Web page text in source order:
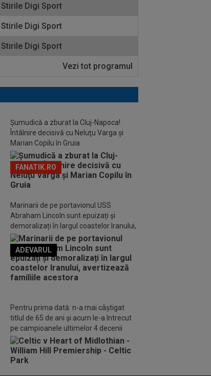
Stirile Digi Sport
Stirile Digi Sport
Stirile Digi Sport
Vezi tot programul
Șumudică a zburat la Cluj-Napoca!
Întâlnire decisivă cu Neluţu Varga şi
Marian Copilu în Gruia
FANATIK.RO
Marinarii de pe portavionul USS
Abraham Lincoln sunt epuizați și
demoralizați în largul coastelor Iranului,
avertizează familiile acestora
ADEVARUL
Pentru prima dată: n-a mai câștigat
titlul de 65 de ani și acum le-a întrecut
pe campioanele ultimelor 4 decenii